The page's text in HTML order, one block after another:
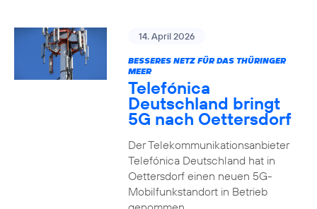
14. April 2026
BESSERES NETZ FÜR DAS THÜRINGER
MEER
Telefónica
Deutschland bringt
5G nach Oettersdorf
Der Telekommunikationsanbieter
Telefónica Deutschland hat in
Oettersdorf einen neuen 5G-
Mobilfunkstandort in Betrieb